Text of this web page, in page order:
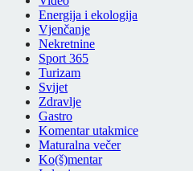
Energija i ekologija
Vjenčanje
Nekretnine
Sport 365
Turizam
Svijet
Zdravlje
Gastro
Komentar utakmice
Maturalna večer
Ko(š)mentar